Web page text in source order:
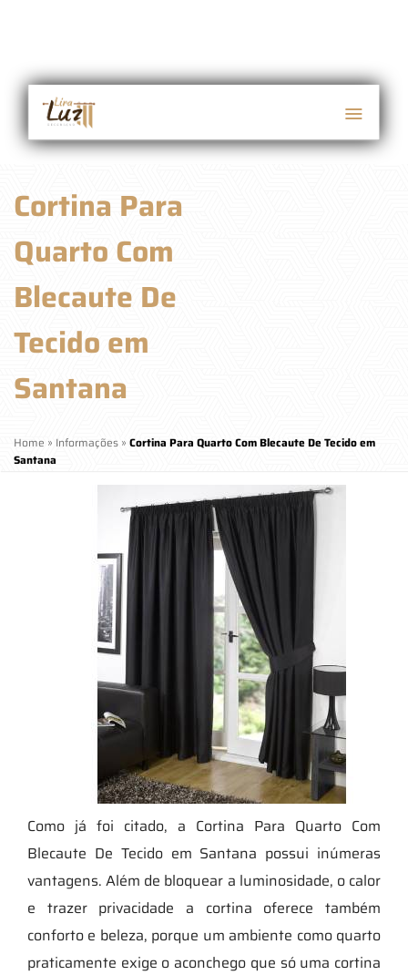
Cortina Para
Quarto Com
Blecaute De
Tecido em
Santana
Home » Informações » Cortina Para Quarto Com Blecaute De Tecido em
Santana
Como já foi citado, a Cortina Para Quarto Com
Blecaute De Tecido em Santana possui inúmeras
vantagens. Além de bloquear a luminosidade, o calor
e trazer privacidade a cortina oferece também
conforto e beleza, porque um ambiente como quarto
praticamente exige o aconchego que só uma cortina